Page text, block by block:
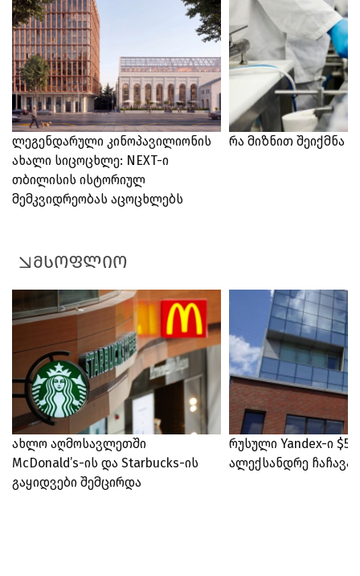
ლეგენდარული კინოპავილიონის
ახალი სიცოცხლე: NEXT-ი
თბილისის ისტორიულ
მემკვიდრეობას აცოცხლებს
რა მიზნით შეიქმნა
მსოფლიო
ახლო აღმოსავლეთში
McDonald’s-ის და Starbucks-ის
გაყიდვები შემცირდა
რუსული Yandex-ი $5
ალექსანდრე